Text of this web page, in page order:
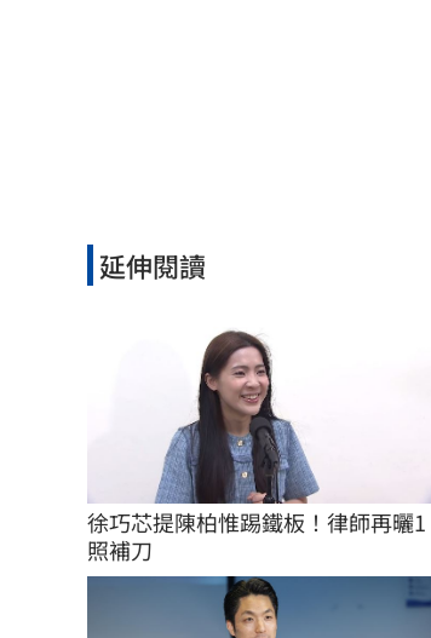
延伸閱讀
徐巧芯提陳柏惟踢鐵板！律師再曬1
照補刀